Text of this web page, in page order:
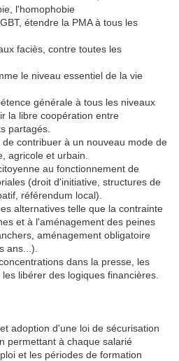
l'homophobie
étendre la PMA à tous les
faciès, contre toutes les
le niveau essentiel de la vie
générale à tous les niveaux
la libre coopération entre
partagés.
contribuer à un nouveau mode de
agricole et urbain.
au fonctionnement de
(droit d'initiative, structures de
référendum local).
alternatives telle que la contrainte
et à l'aménagement des peines
aménagement obligatoire
ans...).
dans la presse, les
libérer des logiques financières.
adoption d'une loi de sécurisation
permettant à chaque salarié
et les périodes de formation